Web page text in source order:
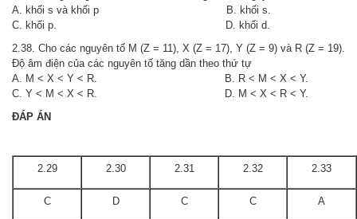
A. khối s và khối p B. khối s.
C. khối p. D. khối d.
2.38. Cho các nguyên tố M (Z = 11), X (Z = 17), Y (Z = 9) và R (Z = 19).
Độ âm điện của các nguyên tố tăng dần theo thứ tự
A. M < X < Y < R. B. R < M < X < Y.
C. Y < M < X < R. D. M < X < R < Y.
ĐÁP ÁN
2.29 2.30 2.31 2.32 2.33
C D C C A